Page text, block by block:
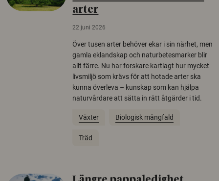
arter
22 juni 2026
Över tusen arter behöver ekar i sin närhet, men
gamla eklandskap och naturbetesmarker blir
allt färre. Nu har forskare kartlagt hur mycket
livsmiljö som krävs för att hotade arter ska
kunna överleva – kunskap som kan hjälpa
naturvårdare att sätta in rätt åtgärder i tid.
Växter Biologisk mångfald
Träd